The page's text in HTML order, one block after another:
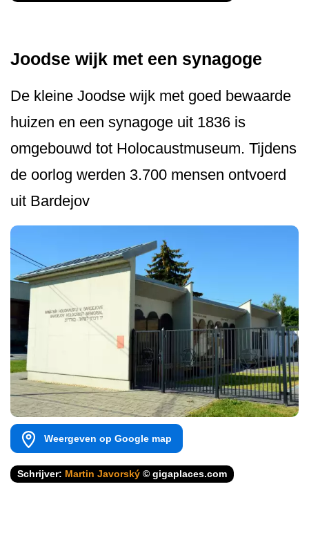
Joodse wijk met een synagoge
De kleine Joodse wijk met goed bewaarde
huizen en een synagoge uit 1836 is
omgebouwd tot Holocaustmuseum. Tijdens
de oorlog werden 3.700 mensen ontvoerd
uit Bardejov
Weergeven op Google map
Schrijver: Martin Javorský © gigaplaces.com